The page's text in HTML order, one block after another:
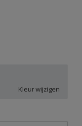
Kleur wijzigen